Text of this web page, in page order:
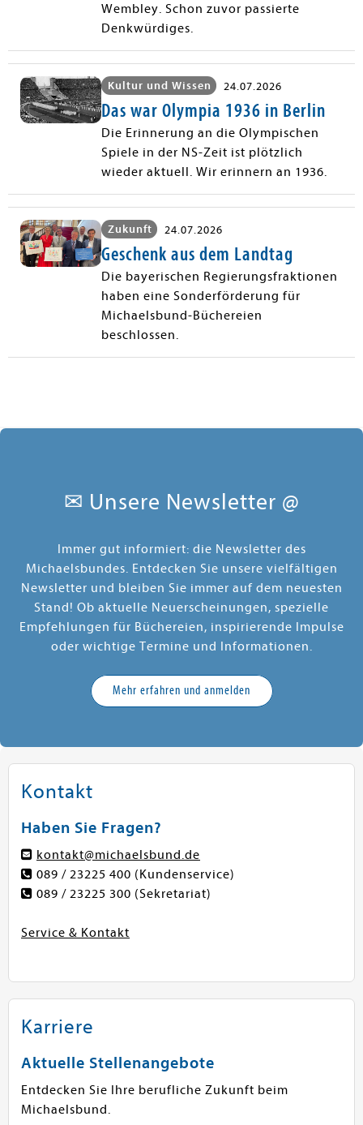
Wembley. Schon zuvor passierte
Denkwürdiges.
Kultur und Wissen 24.07.2026
Das war Olympia 1936 in Berlin
Die Erinnerung an die Olympischen
Spiele in der NS-Zeit ist plötzlich
wieder aktuell. Wir erinnern an 1936.
Zukunft 24.07.2026
Geschenk aus dem Landtag
Die bayerischen Regierungsfraktionen
haben eine Sonderförderung für
Michaelsbund-Büchereien
beschlossen.
✉ Unsere Newsletter @
Immer gut informiert: die Newsletter des
Michaelsbundes. Entdecken Sie unsere vielfältigen
Newsletter und bleiben Sie immer auf dem neuesten
Stand! Ob aktuelle Neuerscheinungen, spezielle
Empfehlungen für Büchereien, inspirierende Impulse
oder wichtige Termine und Informationen.
Mehr erfahren und anmelden
Kontakt
Haben Sie Fragen?
kontakt@michaelsbund.de
089 / 23225 400 (Kundenservice)
089 / 23225 300 (Sekretariat)
Service & Kontakt
Karriere
Aktuelle Stellenangebote
Entdecken Sie Ihre berufliche Zukunft beim
Michaelsbund.